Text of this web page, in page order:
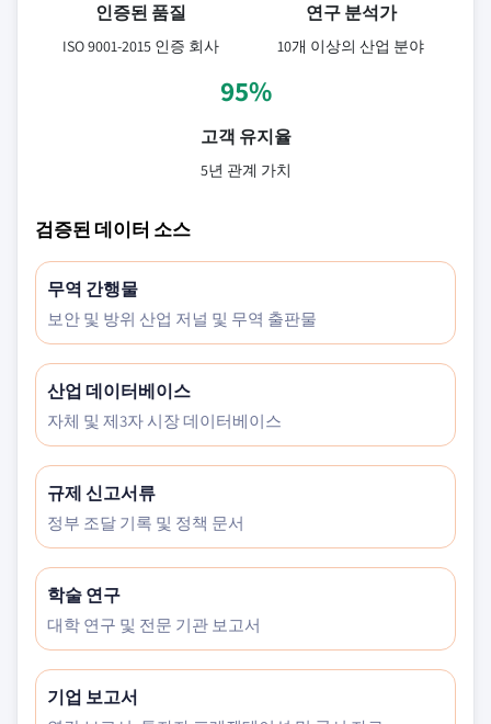
인증된 품질
ISO 9001-2015 인증 회사
연구 분석가
10개 이상의 산업 분야
95%
고객 유지율
5년 관계 가치
검증된 데이터 소스
무역 간행물
보안 및 방위 산업 저널 및 무역 출판물
산업 데이터베이스
자체 및 제3자 시장 데이터베이스
규제 신고서류
정부 조달 기록 및 정책 문서
학술 연구
대학 연구 및 전문 기관 보고서
기업 보고서